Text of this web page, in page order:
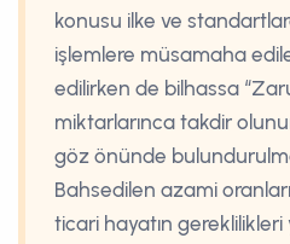
konusu ilke ve
işlemlere müsamaha
edilirken de bilhassa
miktarlarınca takdir
göz önünde
Bahsedilen azami
ticari hayatın gereklilikleri